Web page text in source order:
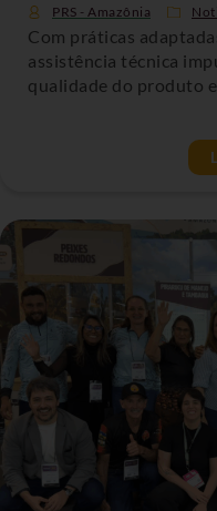
PRS - Amazônia
Com práticas
assistência técnica
qualidade do produto